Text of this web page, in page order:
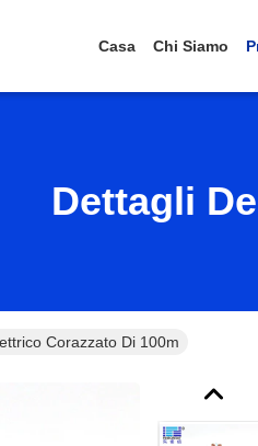
Casa Chi Siamo
Dettagli
Corazzato Di 100m